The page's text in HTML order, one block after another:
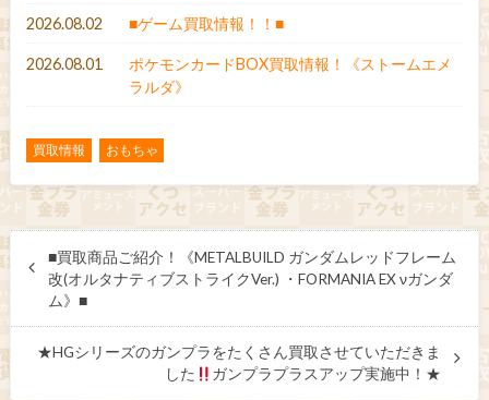
2026.08.02 ■ゲーム買取情報！！■
2026.08.01
ポケモンカードBOX買取情報！《ストームエメ
ラルダ》
買取情報 おもちゃ
■買取商品ご紹介！《METALBUILD ガンダムレッドフレーム
改(オルタナティブストライクVer.) ・FORMANIA EX νガンダ
ム》■
★HGシリーズのガンプラをたくさん買取させていただきま
した
ガンプラプラスアップ実施中！★